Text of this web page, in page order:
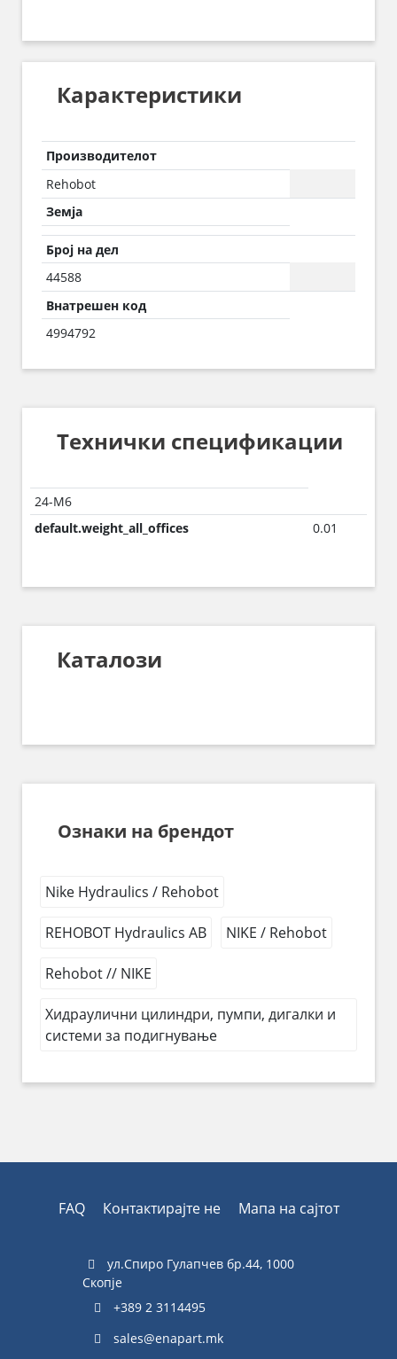
Карактеристики
Производителот
Rehobot
Земја
Број на дел
44588
Внатрешен код
4994792
Технички спецификации
24-М6
default.weight_all_offices
0.01
Каталози
Ознаки на брендот
Nike Hydraulics / Rehobot
REHOBOT Hydraulics AB NIKE / Rehobot
Rehobot // NIKE
Хидраулични цилиндри, пумпи, дигалки и
системи за подигнување
FAQ Контактирајте не Мапа на сајтот
ул.Спиро Гулапчев бр.44, 1000
Скопје
+389 2 3114495
sales@enapart.mk